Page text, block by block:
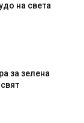
на света
за зелена